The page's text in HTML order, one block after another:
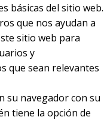
básicas del sitio web.
que nos ayudan a
sitio web para
y
que sean relevantes
su navegador con su
tiene la opción de